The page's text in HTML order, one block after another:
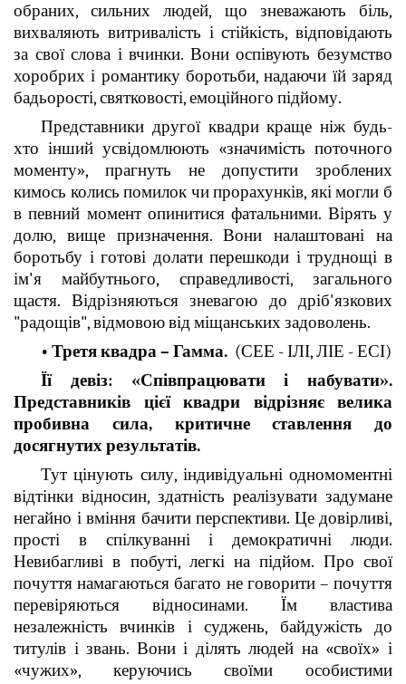
обраних, сильних людей, що зневажають біль,
вихваляють витривалість і стійкість, відповідають
за свої слова і вчинки. Вони оспівують безумство
хоробрих і романтику боротьби, надаючи їй заряд
бадьорості, святковості, емоційного підйому.
Представники другої квадри краще ніж будь-
хто інший усвідомлюють «значимість поточного
моменту», прагнуть не допустити зроблених
кимось колись помилок чи прорахунків, які могли б
в певний момент опинитися фатальними. Вірять у
долю, вище призначення. Вони налаштовані на
боротьбу і готові долати перешкоди і труднощі в
ім'я майбутнього, справедливості, загального
щастя. Відрізняються зневагою до дріб'язкових
"радощів", відмовою від міщанських задоволень.
• Третя квадра – Гамма. (СЕЕ - ІЛІ, ЛІЕ - ЕСІ)
Її девіз: «Співпрацювати і набувати».
Представників цієї квадри відрізняє велика
пробивна сила, критичне ставлення до
досягнутих результатів.
Тут цінують силу, індивідуальні одномоментні
відтінки відносин, здатність реалізувати задумане
негайно і вміння бачити перспективи. Це довірливі,
прості в спілкуванні і демократичні люди.
Невибагливі в побуті, легкі на підйом. Про свої
почуття намагаються багато не говорити – почуття
перевіряються відносинами. Їм властива
незалежність вчинків і суджень, байдужість до
титулів і звань. Вони і ділять людей на «своїх» і
«чужих», керуючись своїми особистими